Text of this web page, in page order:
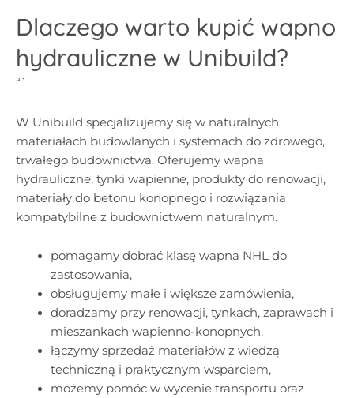
Dlaczego warto kupić wapno
hydrauliczne w Unibuild?
“`
W Unibuild specjalizujemy się w naturalnych
materiałach budowlanych i systemach do zdrowego,
trwałego budownictwa. Oferujemy wapna
hydrauliczne, tynki wapienne, produkty do renowacji,
materiały do betonu konopnego i rozwiązania
kompatybilne z budownictwem naturalnym.
pomagamy dobrać klasę wapna NHL do
zastosowania,
obsługujemy małe i większe zamówienia,
doradzamy przy renowacji, tynkach, zaprawach i
mieszankach wapienno-konopnych,
łączymy sprzedaż materiałów z wiedzą
techniczną i praktycznym wsparciem,
możemy pomóc w wycenie transportu oraz